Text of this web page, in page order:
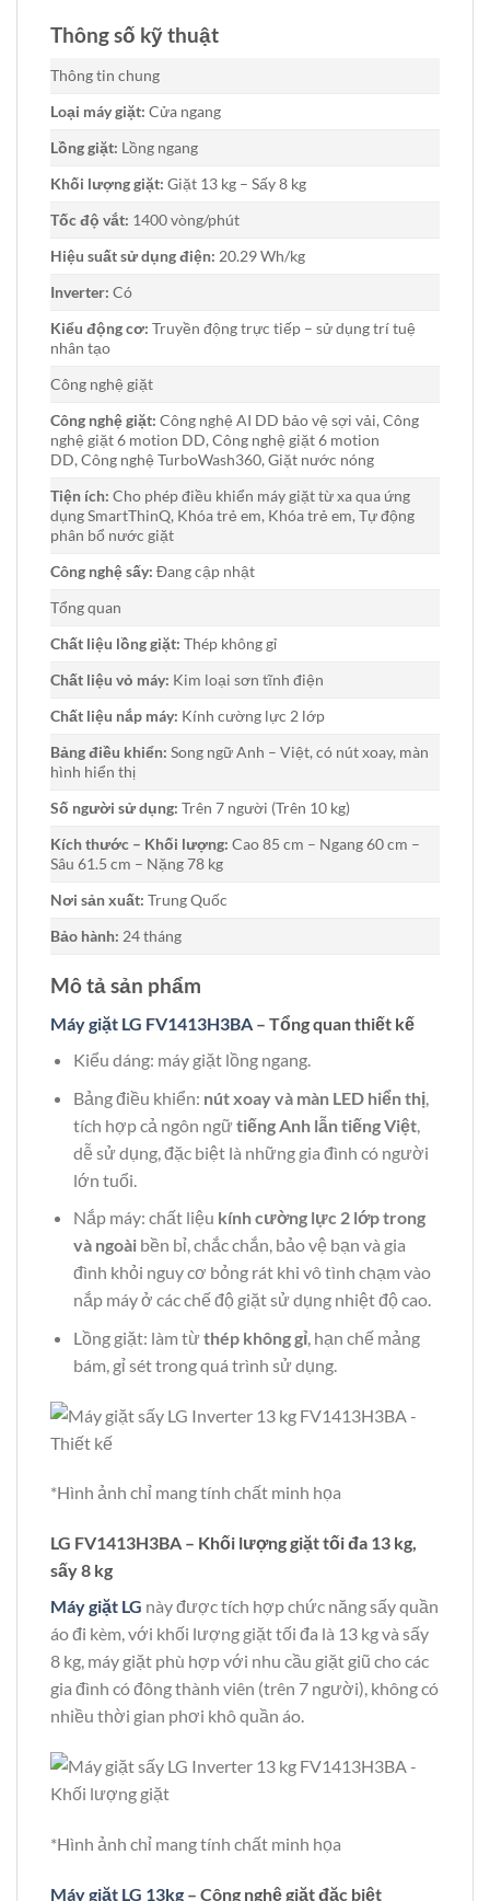
Thông số kỹ thuật
Thông tin chung
Loại máy giặt: Cửa ngang
Lồng giặt: Lồng ngang
Khối lượng giặt: Giặt 13 kg – Sấy 8 kg
Tốc độ vắt: 1400 vòng/phút
Hiệu suất sử dụng điện: 20.29 Wh/kg
Inverter: Có
Kiểu động cơ: Truyền động trực tiếp – sử dụng trí tuệ
nhân tạo
Công nghệ giặt
Công nghệ giặt: Công nghệ AI DD bảo vệ sợi vải, Công
nghệ giặt 6 motion DD, Công nghệ giặt 6 motion
DD, Công nghệ TurboWash360, Giặt nước nóng
Tiện ích: Cho phép điều khiển máy giặt từ xa qua ứng
dụng SmartThinQ, Khóa trẻ em, Khóa trẻ em, Tự động
phân bổ nước giặt
Công nghệ sấy: Đang cập nhật
Tổng quan
Chất liệu lồng giặt: Thép không gỉ
Chất liệu vỏ máy: Kim loại sơn tĩnh điện
Chất liệu nắp máy: Kính cường lực 2 lớp
Bảng điều khiển: Song ngữ Anh – Việt, có nút xoay, màn
hình hiển thị
Số người sử dụng: Trên 7 người (Trên 10 kg)
Kích thước – Khối lượng: Cao 85 cm – Ngang 60 cm –
Sâu 61.5 cm – Nặng 78 kg
Nơi sản xuất: Trung Quốc
Bảo hành: 24 tháng
Mô tả sản phẩm
Máy giặt LG FV1413H3BA – Tổng quan thiết kế
Kiểu dáng: máy giặt lồng ngang.
Bảng điều khiển: nút xoay và màn LED hiển thị,
tích hợp cả ngôn ngữtiếng Anh lẫn tiếng Việt,
dễ sử dụng, đặc biệt là những gia đình có người
lớn tuổi.
Nắp máy: chất liệu kính cường lực 2 lớp trong
và ngoài bền bỉ, chắc chắn, bảo vệ bạn và gia
đình khỏi nguy cơ bỏng rát khi vô tình chạm vào
nắp máy ở các chế độ giặt sử dụng nhiệt độ cao.
Lồng giặt: làm từthép không gỉ, hạn chế mảng
bám, gỉ sét trong quá trình sử dụng.
*Hình ảnh chỉ mang tính chất minh họa
LG FV1413H3BA – Khối lượng giặt tối đa 13 kg,
sấy 8 kg
Máy giặt LG này được tích hợp chức năng sấy quần
áo đi kèm, với khối lượng giặt tối đa là 13 kg và sấy
8 kg, máy giặt phù hợp với nhu cầu giặt giũ cho các
gia đình có đông thành viên (trên 7 người), không có
nhiều thời gian phơi khô quần áo.
*Hình ảnh chỉ mang tính chất minh họa
Máy giặt LG 13kg – Công nghệ giặt đặc biệt